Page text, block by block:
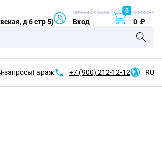
д 6 стр 5)
ЛИЧНЫЙ КАБИНЕТ
Вход
0 КОРЗИНА
0 ₽
запросыГараж +7 (900) 212-12-12 RU